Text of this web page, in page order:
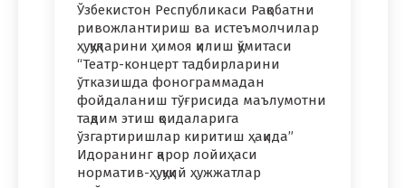
Ўзбекистон Республикаси Рақобатни
ривожлантириш ва истеъмолчилар
ҳуқуқларини ҳимоя қилиш қўмитаси
“Театр-концерт тадбирларини
ўтказишда фонограммадан
фойдаланиш тўғрисида маълумотни
тақдим этиш қоидаларига
ўзгартиришлар киритиш ҳақида”
Идоранинг қарор лойиҳаси
норматив-ҳуқуқий ҳужжатлар